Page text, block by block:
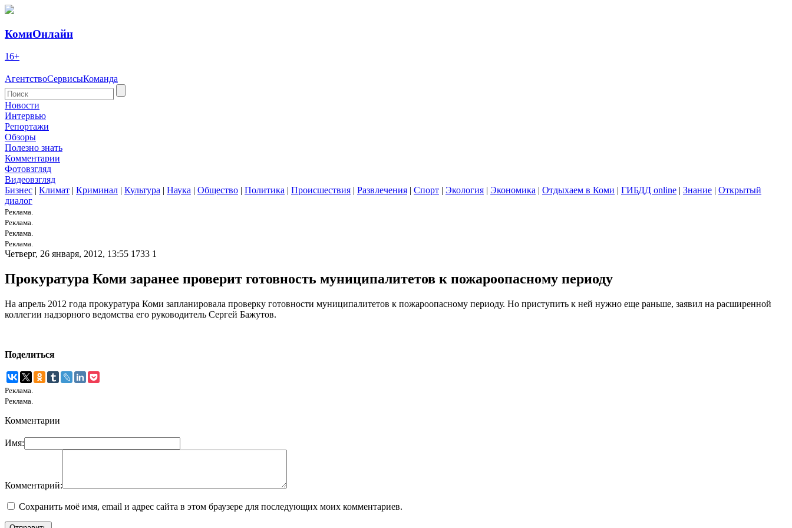
КомиОнлайн
16+
АгентствоСервисыКоманда
Новости
Интервью
Репортажи
Обзоры
Полезно знать
Комментарии
Фотовзгляд
Видеовзгляд
Бизнес | Климат | Криминал | Культура | Наука | Общество | Политика | Происшествия | Развлечения | Спорт | Экология | Экономика | Отдыхаем в Коми | ГИБДД online | Знание | Открытый
диалог
Реклама.
Реклама.
Реклама.
Реклама.
Четверг, 26 января, 2012, 13:55 1733 1
Прокуратура Коми заранее проверит готовность муниципалитетов к пожароопасному периоду
На апрель 2012 года прокуратура Коми запланировала проверку готовности муниципалитетов к пожароопасному периоду. Но приступить к ней нужно еще раньше, заявил на расширенной
коллегии надзорного ведомства его руководитель Сергей Бажутов.
Поделиться
Реклама.
Реклама.
Комментарии
Имя:
Комментарий:
Сохранить моё имя, email и адрес сайта в этом браузере для последующих моих комментариев.